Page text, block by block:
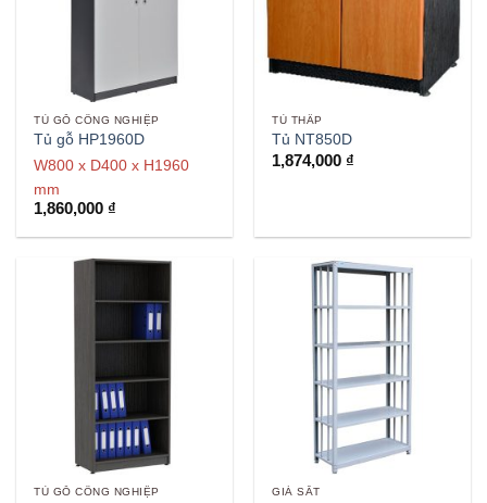
TỦ GỖ CÔNG NGHIỆP
Tủ gỗ HP1960D
W800 x D400 x H1960
mm
1,860,000 ₫
TỦ THẤP
Tủ NT850D
1,874,000 ₫
TỦ GỖ CÔNG NGHIỆP GIÁ SẮT